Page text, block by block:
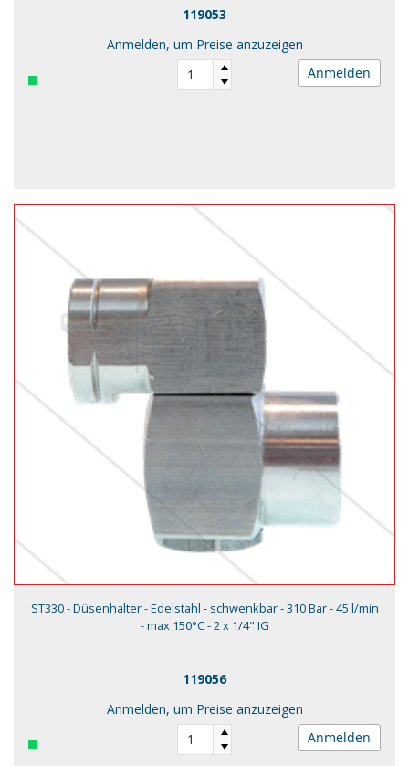
119053
Anmelden, um Preise anzuzeigen
Anmelden
ST330 - Düsenhalter - Edelstahl - schwenkbar - 310 Bar - 45 l/min
- max 150°C - 2 x 1/4" IG
119056
Anmelden, um Preise anzuzeigen
Anmelden